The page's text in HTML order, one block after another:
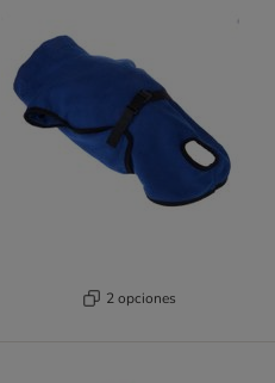
2 opciones